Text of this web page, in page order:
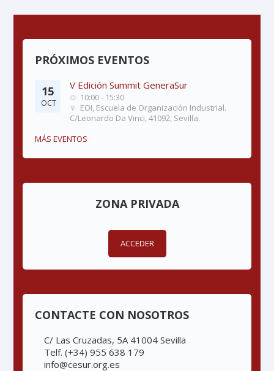
PRÓXIMOS EVENTOS
15
OCT
V Edición Summit GeneraSur
10:00 - 15:30
EOI, Escuela de Organización Industrial.
C/Leonardo Da Vinci, 41092, Sevilla.
MÁS EVENTOS
ZONA PRIVADA
ACCEDER
CONTACTE CON NOSOTROS
C/ Las Cruzadas, 5A 41004 Sevilla
Telf. (+34) 955 638 179
info@cesur.org.es